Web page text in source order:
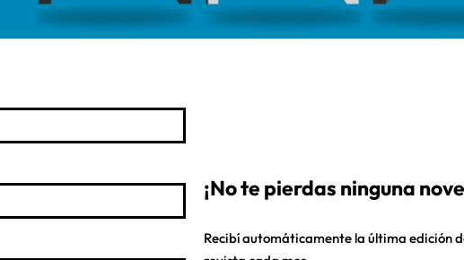
¡No te pierdas ninguna
Recibí automáticamente la última edición